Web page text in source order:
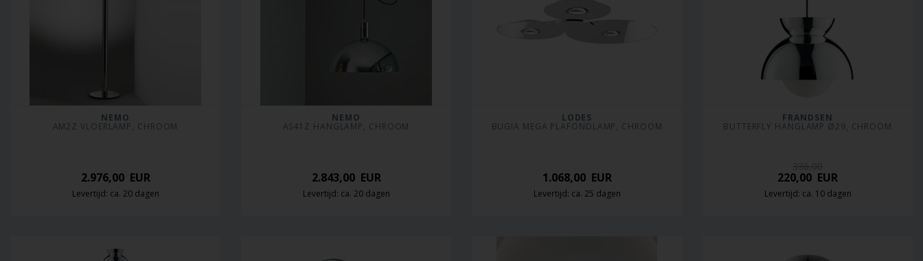
NEMO
AM2Z VLOERLAMP, CHROOM
2.976,00EUR
Levertijd: ca. 20 dagen
NEMO
AS41Z HANGLAMP, CHROOM
2.843,00EUR
Levertijd: ca. 20 dagen
LODES
BUGIA MEGA PLAFONDLAMP, CHROOM
1.068,00EUR
Levertijd: ca. 25 dagen
FRANDSEN
BUTTERFLY HANGLAMP Ø29, CHROOM
220,00 EUR
Levertijd: ca. 10 dagen